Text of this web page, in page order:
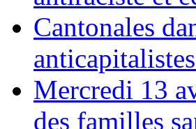
Cantonales
Mercredi 13
des familles